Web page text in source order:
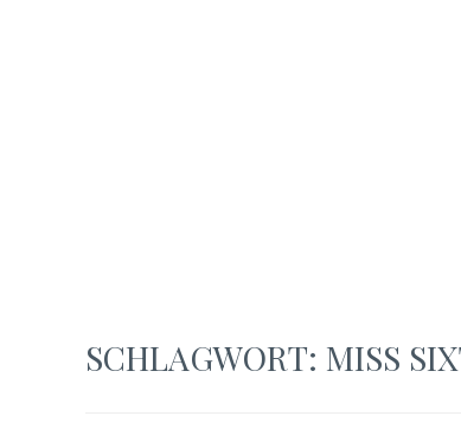
SCHLAGWORT: MISS